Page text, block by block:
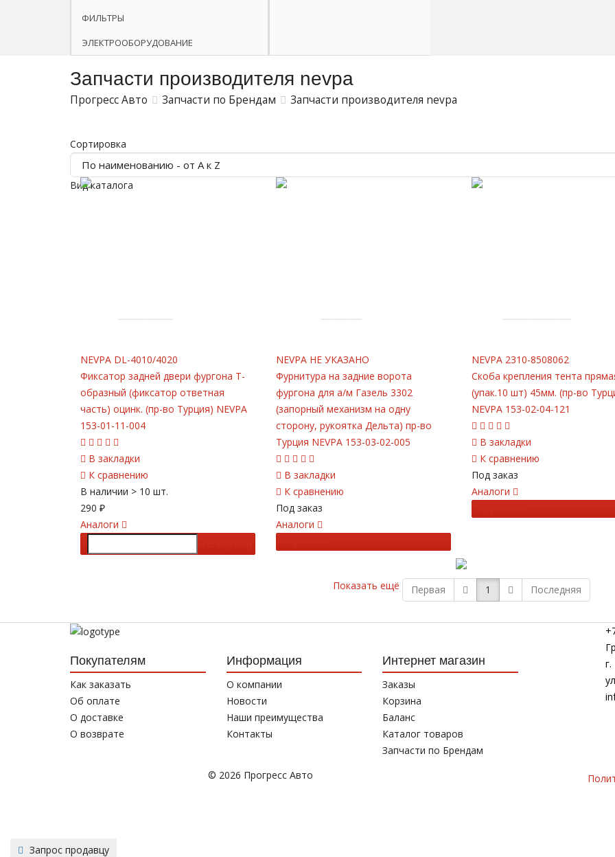
ФИЛЬТРЫ
ЭЛЕКТРООБОРУДОВАНИЕ
Запчасти производителя nevpa
Прогресс Авто Запчасти по Брендам Запчасти производителя nevpa
Сортировка
Вид каталога
NEVPA DL-4010/4020
Фиксатор задней двери фургона Т-
образный (фиксатор ответная
часть) оцинк. (пр-во Турция) NEVPA
153-01-11-004
В закладки
К сравнению
В наличии > 10 шт.
290 ₽
Аналоги
NEVPA НЕ УКАЗАНО
Фурнитура на задние ворота
фургона для а/м Газель 3302
(запорный механизм на одну
сторону, рукоятка Дельта) пр-во
Турция NEVPA 153-03-02-005
В закладки
К сравнению
Под заказ
Аналоги
NEVPA 2310-8508062
Скоба крепления тента
(упак.10 шт) 45мм. (пр-во
NEVPA 153-02-04-121
В закладки
К сравнению
Под заказ
Аналоги
Показать ещё Первая 1 Последняя
Покупателям
Как заказать
Об оплате
О доставке
О возврате
Информация
О компании
Новости
Наши преимущества
Контакты
Интернет магазин
Заказы
Корзина
Баланс
Каталог товаров
Запчасти по Брендам
© 2026 Прогресс Авто
Запрос продавцу